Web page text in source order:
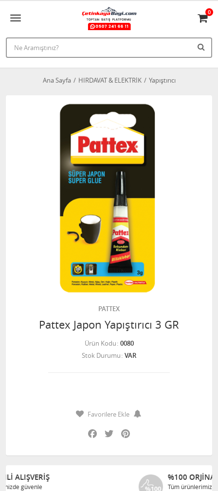
0
Ana Sayfa HIRDAVAT & ELEKTRİK Yapıştırıcı
PATTEX
Pattex Japon Yapıştırıcı 3 GR
Ürün Kodu 0080
Stok Durumu VAR
Favorilere Ekle
Facebook
Twitter
%100 ORJINAL ÜRÜNLER
Tüm ürünlerimiz ilgili üreticiden